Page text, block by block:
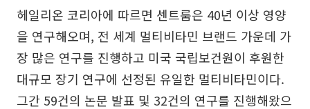
헤일리온 코리아에 따르면 센트룸은 40년 이상 영양
을 연구해오며, 전 세계 멀티비타민 브랜드 가운데 가
장 많은 연구를 진행하고 미국 국립보건원이 후원한
대규모 장기 연구에 선정된 유일한 멀티비타민이다.
그간 59건의 논문 발표 및 32건의 연구를 진행해왔으